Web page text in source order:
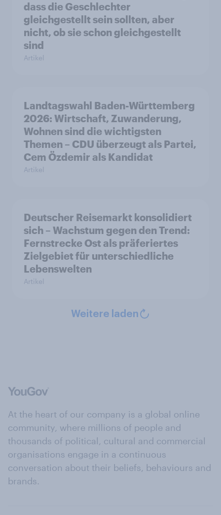
dass die Geschlechter
gleichgestellt sein sollten, aber
nicht, ob sie schon gleichgestellt
sind
Artikel
Landtagswahl Baden-Württemberg
2026: Wirtschaft, Zuwanderung,
Wohnen sind die wichtigsten
Themen – CDU überzeugt als Partei,
Cem Özdemir als Kandidat
Artikel
Deutscher Reisemarkt konsolidiert
sich – Wachstum gegen den Trend:
Fernstrecke Ost als präferiertes
Zielgebiet für unterschiedliche
Lebenswelten
Artikel
Weitere laden
At the heart of our company is a global online
community, where millions of people and
thousands of political, cultural and commercial
organisations engage in a continuous
conversation about their beliefs, behaviours and
brands.